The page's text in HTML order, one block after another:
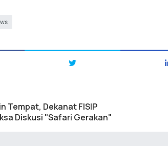
Tempat, Dekanat FISIP
Diskusi "Safari Gerakan"